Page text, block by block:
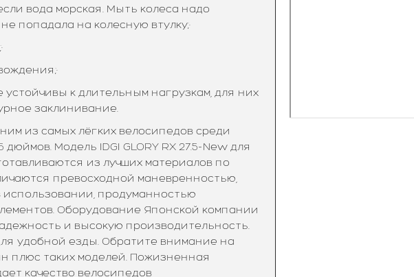
вода морская. Мыть колеса надо
попадала на колесную втулку;·
к длительным нагрузкам, для них
заклинивание.
из самых лёгких велосипедов среди
Модель IDGI GLORY RX 27.5-New для
из лучших материалов по
превосходной маневренностью,
использовании, продуманностью
Оборудование Японской компании
и высокую производительность.
удобной езды. Обратите внимание на
плюс таких моделей. Пожизненная
качество велосипедов